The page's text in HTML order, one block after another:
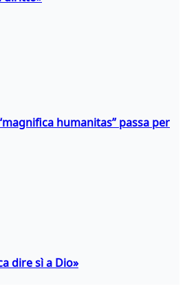
humanitas” passa per
dire sì a Dio»